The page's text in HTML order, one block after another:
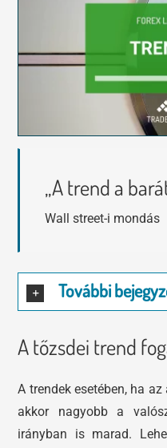
Tőzsdeklub
Adósegéd
Robotok
Segítség és támogatás
„A trend a
Wall street-i mondás
További
A tőzsdei trend
A trendek esetében, ha
akkor nagyobb a
irányban is marad.